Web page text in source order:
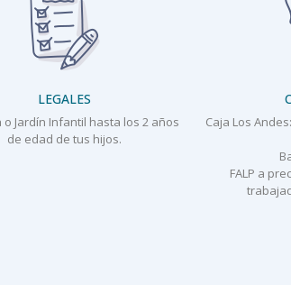
LEGALES
o Jardín Infantil hasta los 2 años
de edad de tus hijos.
Caja Los
FALP a